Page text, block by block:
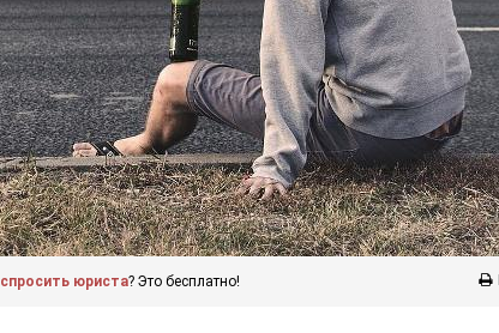
спросить юриста? Это бесплатно!